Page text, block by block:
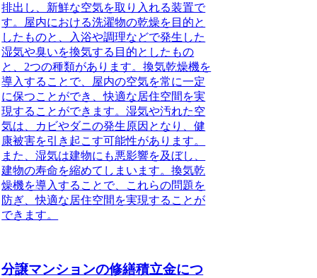
排出し、新鮮な空気を取り入れる装置で
す。屋内における洗濯物の乾燥を目的と
したものと、入浴や調理などで発生した
湿気や臭いを換気する目的としたもの
と、2つの種類があります。換気乾燥機を
導入することで、屋内の空気を常に一定
に保つことができ、快適な居住空間を実
現することができます。湿気や汚れた空
気は、カビやダニの発生原因となり、健
康被害を引き起こす可能性があります。
また、湿気は建物にも悪影響を及ぼし、
建物の寿命を縮めてしまいます。換気乾
燥機を導入することで、これらの問題を
防ぎ、快適な居住空間を実現することが
できます。
分譲マンションの修繕積立金につ